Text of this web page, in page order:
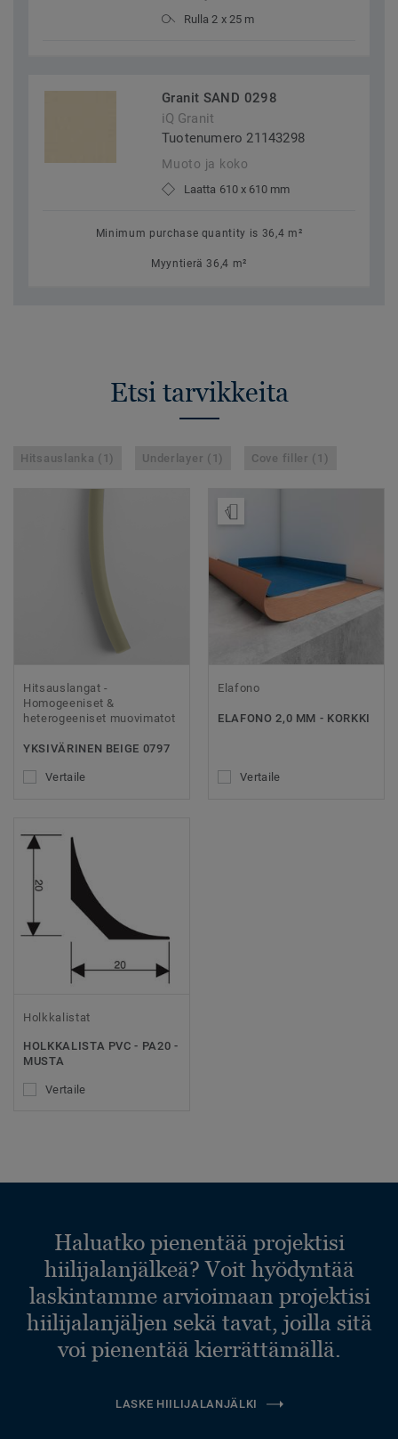
Rulla 2 x 25 m
Granit SAND 0298
iQ Granit
Tuotenumero 21143298
Muoto ja koko
Laatta 610 x 610 mm
Minimum purchase quantity is 36,4 m²
Myyntierä 36,4 m²
Etsi tarvikkeita
Hitsauslanka (1) Underlayer (1) Cove filler (1)
Hitsauslangat -
Homogeeniset &
heterogeeniset muovimatot
YKSIVÄRINEN BEIGE 0797
Vertaile
Elafono
ELAFONO 2,0 MM - KORKKI
Vertaile
Holkkalistat
HOLKKALISTA PVC - PA20 -
MUSTA
Vertaile
Haluatko pienentää projektisi
hiilijalanjälkeä? Voit hyödyntää
laskintamme arvioimaan projektisi
hiilijalanjäljen sekä tavat, joilla sitä
voi pienentää kierrättämällä.
LASKE HIILIJALANJÄLKI